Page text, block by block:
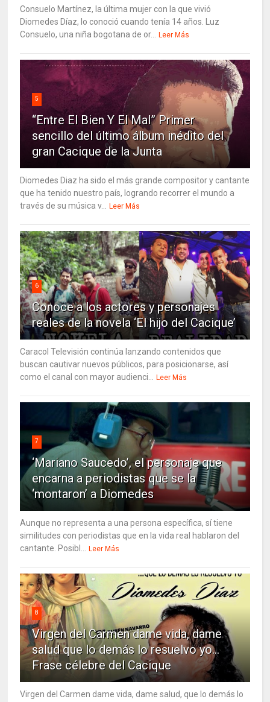
Consuelo Martínez, la última mujer con la que vivió
Diomedes Díaz, lo conoció cuando tenía 14 años. Luz
Consuelo, una niña bogotana de or...
Leer Más
5
“Entre El Bien Y El Mal” Primer
sencillo del último álbum inédito del
gran Cacique de la Junta
Diomedes Diaz ha sido el más grande compositor y cantante
que ha tenido nuestro país, logrando recorrer el mundo a
través de su música v...
Leer Más
6
Conoce a los actores y personajes
reales de la novela ‘El hijo del Cacique’
Caracol Televisión continúa lanzando contenidos que
buscan cautivar nuevos públicos, para posicionarse, así
como el canal con mayor audienci...
Leer Más
7
‘Mariano Saucedo’, el personaje que
encarna a periodistas que se la
‘montaron’ a Diomedes
Aunque no representa a una persona específica, sí tiene
similitudes con periodistas que en la vida real hablaron del
cantante. Posibl...
Leer Más
8
Virgen del Carmen dame vida, dame
salud que lo demás lo resuelvo yo…
Frase célebre del Cacique
Virgen del Carmen dame vida, dame salud, que lo demás lo